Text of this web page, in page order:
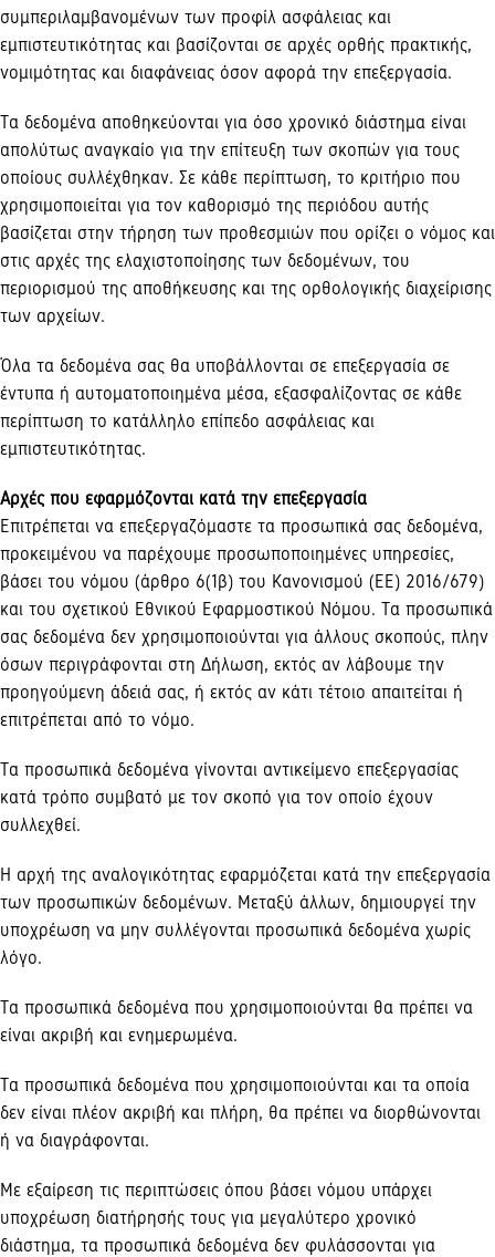
συμπεριλαμβανομένων των προφίλ ασφάλειας και
εμπιστευτικότητας και βασίζονται σε αρχές ορθής πρακτικής,
νομιμότητας και διαφάνειας όσον αφορά την επεξεργασία.
Τα δεδομένα αποθηκεύονται για όσο χρονικό διάστημα είναι
απολύτως αναγκαίο για την επίτευξη των σκοπών για τους
οποίους συλλέχθηκαν. Σε κάθε περίπτωση, το κριτήριο που
χρησιμοποιείται για τον καθορισμό της περιόδου αυτής
βασίζεται στην τήρηση των προθεσμιών που ορίζει ο νόμος και
στις αρχές της ελαχιστοποίησης των δεδομένων, του
περιορισμού της αποθήκευσης και της ορθολογικής διαχείρισης
των αρχείων.
Όλα τα δεδομένα σας θα υποβάλλονται σε επεξεργασία σε
έντυπα ή αυτοματοποιημένα μέσα, εξασφαλίζοντας σε κάθε
περίπτωση το κατάλληλο επίπεδο ασφάλειας και
εμπιστευτικότητας.
Αρχές που εφαρμόζονται κατά την επεξεργασία
Επιτρέπεται να επεξεργαζόμαστε τα προσωπικά σας δεδομένα,
προκειμένου να παρέχουμε προσωποποιημένες υπηρεσίες,
βάσει του νόμου (άρθρο 6(1β) του Κανονισμού (ΕΕ) 2016/679)
και του σχετικού Εθνικού Εφαρμοστικού Νόμου. Τα προσωπικά
σας δεδομένα δεν χρησιμοποιούνται για άλλους σκοπούς, πλην
όσων περιγράφονται στη Δήλωση, εκτός αν λάβουμε την
προηγούμενη άδειά σας, ή εκτός αν κάτι τέτοιο απαιτείται ή
επιτρέπεται από το νόμο.
Τα προσωπικά δεδομένα γίνονται αντικείμενο επεξεργασίας
κατά τρόπο συμβατό με τον σκοπό για τον οποίο έχουν
συλλεχθεί.
Η αρχή της αναλογικότητας εφαρμόζεται κατά την επεξεργασία
των προσωπικών δεδομένων. Μεταξύ άλλων, δημιουργεί την
υποχρέωση να μην συλλέγονται προσωπικά δεδομένα χωρίς
λόγο.
Τα προσωπικά δεδομένα που χρησιμοποιούνται θα πρέπει να
είναι ακριβή και ενημερωμένα.
Τα προσωπικά δεδομένα που χρησιμοποιούνται και τα οποία
δεν είναι πλέον ακριβή και πλήρη, θα πρέπει να διορθώνονται
ή να διαγράφονται.
Με εξαίρεση τις περιπτώσεις όπου βάσει νόμου υπάρχει
υποχρέωση διατήρησής τους για μεγαλύτερο χρονικό
διάστημα, τα προσωπικά δεδομένα δεν φυλάσσονται για